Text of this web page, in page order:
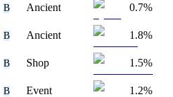
B Ancient 0.7%
B Ancient 1.8%
B Shop 1.5%
B Event 1.2%